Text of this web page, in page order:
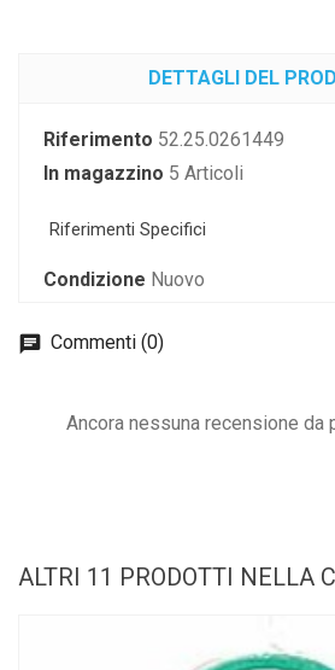
DETTAGLI DEL
Riferimento 52.25.0261449
In magazzino 5 Articoli
Riferimenti Specifici
Condizione Nuovo
Commenti (0)
Ancora nessuna recensione da
ALTRI 11 PRODOTTI NELLA